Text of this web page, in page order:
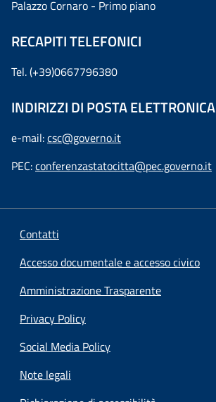
Palazzo Cornaro - Primo piano
RECAPITI TELEFONICI
Tel. (+39)0667796380
INDIRIZZI DI POSTA ELETTRONICA
e-mail:csc@governo.it
PEC:conferenzastatocitta@pec.governo.it
Contatti
Accesso documentale e accesso civico
Amministrazione Trasparente
Privacy Policy
Social Media Policy
Note legali